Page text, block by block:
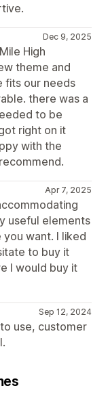
Dec 9, 2025
High
theme and
fits our needs
there was a
to be
right on it
with the
Apr 7, 2025
useful elements
want. I liked
to buy it
I would buy it
Sep 12, 2024
use, customer